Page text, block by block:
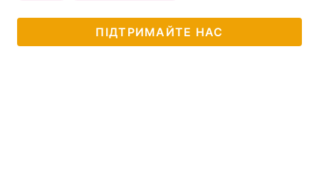
ПІДТРИМАЙТЕ НАС